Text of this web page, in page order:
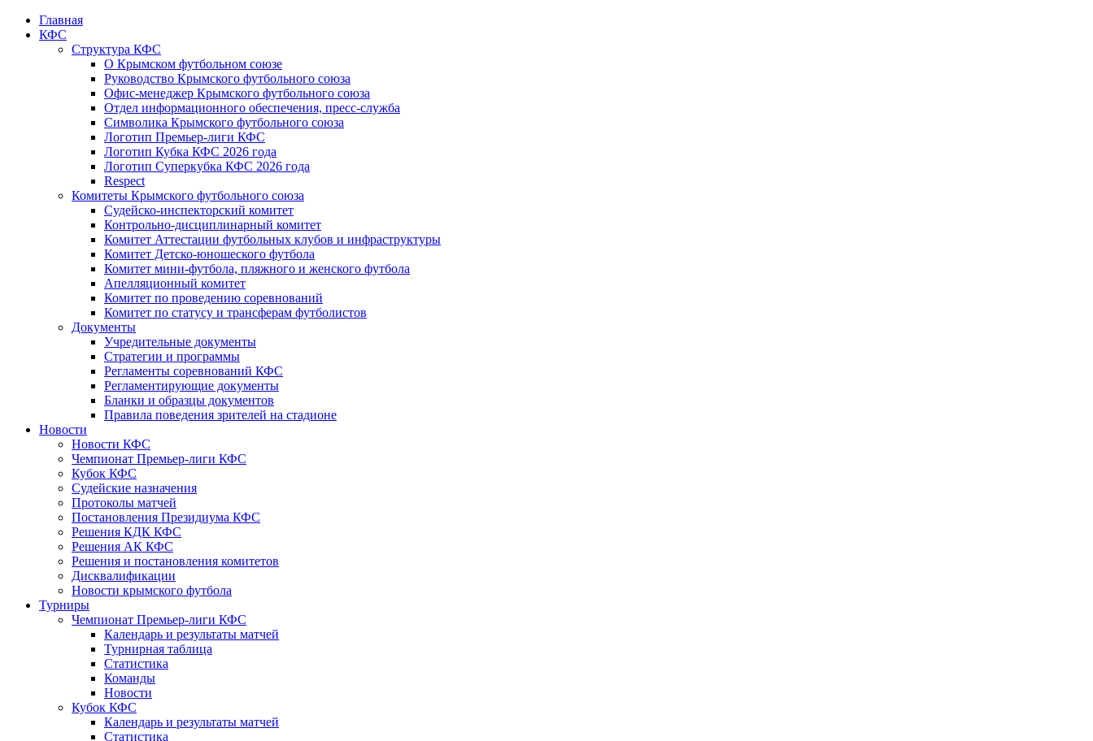
Главная
КФС
Структура КФС
О Крымском футбольном союзе
Руководство Крымского футбольного союза
Офис-менеджер Крымского футбольного союза
Отдел информационного обеспечения, пресс-служба
Символика Крымского футбольного союза
Логотип Премьер-лиги КФС
Логотип Кубка КФС 2026 года
Логотип Суперкубка КФС 2026 года
Respect
Комитеты Крымского футбольного союза
Судейско-инспекторский комитет
Контрольно-дисциплинарный комитет
Комитет Аттестации футбольных клубов и инфраструктуры
Комитет Детско-юношеского футбола
Комитет мини-футбола, пляжного и женского футбола
Апелляционный комитет
Комитет по проведению соревнований
Комитет по статусу и трансферам футболистов
Документы
Учредительные документы
Стратегии и программы
Регламенты соревнований КФС
Регламентирующие документы
Бланки и образцы документов
Правила поведения зрителей на стадионе
Новости
Новости КФС
Чемпионат Премьер-лиги КФС
Кубок КФС
Судейские назначения
Протоколы матчей
Постановления Президиума КФС
Решения КДК КФС
Решения АК КФС
Решения и постановления комитетов
Дисквалификации
Новости крымского футбола
Турниры
Чемпионат Премьер-лиги КФС
Календарь и результаты матчей
Турнирная таблица
Статистика
Команды
Новости
Кубок КФС
Календарь и результаты матчей
Статистика